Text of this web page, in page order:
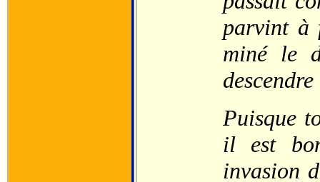
parvint à
miné le
Puisque
il est
invasion